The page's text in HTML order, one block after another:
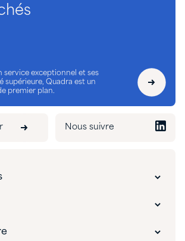
service exceptionnel et ses
supérieure, Quadra est un
premier plan.
Nous suivre